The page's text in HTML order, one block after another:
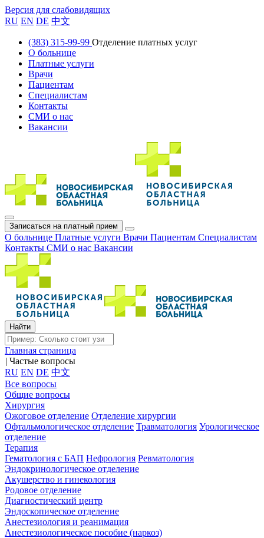
Версия для слабовидящих
RU EN DE 中文
(383) 315-99-99 Отделение платных услуг
О больнице
Платные услуги
Врачи
Пациентам
Специалистам
Контакты
СМИ о нас
Вакансии
Записаться на платный прием
О больнице Платные услуги Врачи Пациентам Специалистам
Контакты СМИ о нас Вакансии
Главная страница
| Частые вопросы
RU EN DE 中文
Все вопросы
Общие вопросы
Хирургия
Ожоговое отделение Отделение хирургии
Офтальмологическое отделение Травматология Урологическое
отделение
Терапия
Гематология с БАП Нефрология Ревматология
Эндокринологическое отделение
Акушерство и гинекология
Родовое отделение
Диагностический центр
Эндоскопическое отделение
Анестезиология и реанимация
Анестезиологическое пособие (наркоз)